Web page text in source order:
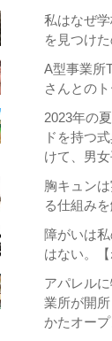
私はなぜ
を見つけ
A型事業所
さんとの
2023年の
ドを持つ
けて、男
胸キュン
る仕組み
障がいは
はない。【
アパレル
業所が開
かたオープ